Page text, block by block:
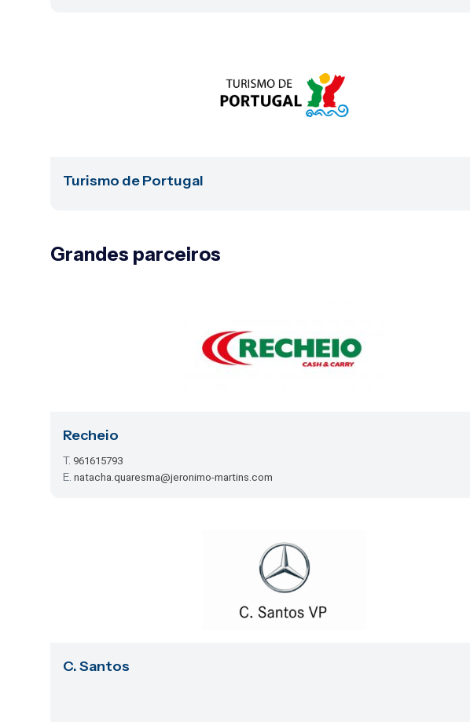
Turismo de Portugal
Grandes parceiros
Recheio
T. 961615793
E. natacha.quaresma@jeronimo-martins.com
C. Santos